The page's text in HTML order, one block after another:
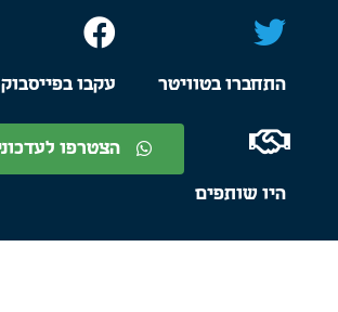
התחברו בטוויטר עקבו בפייסבוק
היו שותפים
הצטרפו